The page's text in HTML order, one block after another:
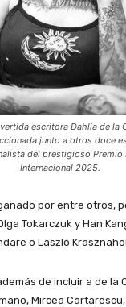
escritora Dahlia de la
junto a otros doce
del prestigioso Premio
Internacional 2025.
por entre otros,
Tokarczuk y Han
o László
de incluir a de la
Mircea